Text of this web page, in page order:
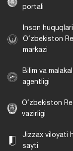
portali
Inson
O‘zbekiston
markazi
Bilim va
agentligi
O‘zbekiston
vazirligi
Jizzax viloyati
sayti